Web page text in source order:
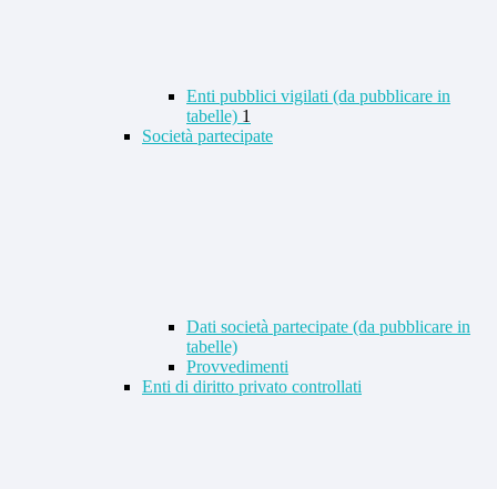
Enti pubblici vigilati (da pubblicare in
tabelle) 1
Società partecipate
Dati società partecipate (da pubblicare in
tabelle)
Provvedimenti
Enti di diritto privato controllati